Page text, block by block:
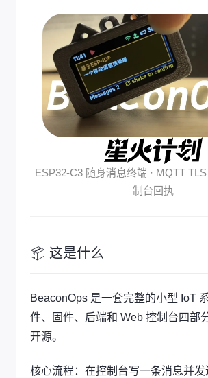
ESP32-C3 随身消息终端 · MQTT
制台回执
📦 这是什么
BeaconOps 是一套完整的小型 IoT
件、固件、后端和 Web 控制台四部
开源。
核心流程：在控制台写一条消息并发